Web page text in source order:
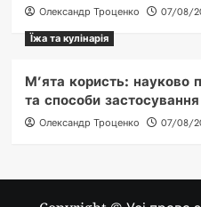
Олександр Троценко
07/08/
Їжа та кулінарія
М’ята користь: науково
та способи застосування
Олександр Троценко 07/08/